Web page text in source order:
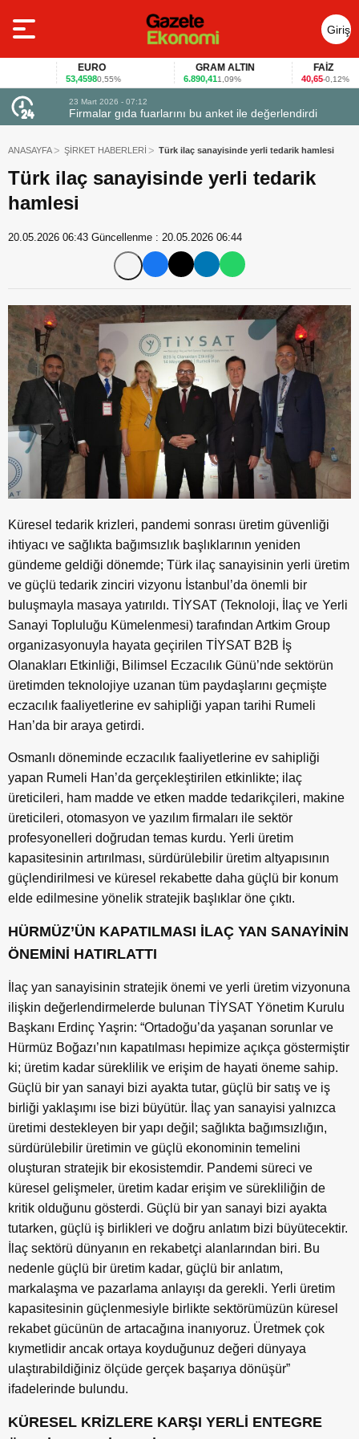
Giriş
Yap
EURO
53,45980,55%
GRAM ALTIN
6.890,411,09%
FAİZ
40,65 -0,12%
23 Mart 2026 - 07:12
Firmalar gıda fuarlarını bu anket ile değerlendirdi
ANASAYFA ŞİRKET HABERLERİ Türk ilaç sanayisinde yerli tedarik hamlesi
Türk ilaç sanayisinde yerli tedarik
hamlesi
20.05.2026 06:43 Güncellenme : 20.05.2026 06:44
Küresel tedarik krizleri, pandemi sonrası üretim güvenliği
ihtiyacı ve sağlıkta bağımsızlık başlıklarının yeniden
gündeme geldiği dönemde; Türk ilaç sanayisinin yerli üretim
ve güçlü tedarik zinciri vizyonu İstanbul’da önemli bir
buluşmayla masaya yatırıldı. TİYSAT (Teknoloji, İlaç ve Yerli
Sanayi Topluluğu Kümelenmesi) tarafından Artkim Group
organizasyonuyla hayata geçirilen TİYSAT B2B İş
Olanakları Etkinliği, Bilimsel Eczacılık Günü’nde sektörün
üretimden teknolojiye uzanan tüm paydaşlarını geçmişte
eczacılık faaliyetlerine ev sahipliği yapan tarihi Rumeli
Han’da bir araya getirdi.
Osmanlı döneminde eczacılık faaliyetlerine ev sahipliği
yapan Rumeli Han’da gerçekleştirilen etkinlikte; ilaç
üreticileri, ham madde ve etken madde tedarikçileri, makine
üreticileri, otomasyon ve yazılım firmaları ile sektör
profesyonelleri doğrudan temas kurdu. Yerli üretim
kapasitesinin artırılması, sürdürülebilir üretim altyapısının
güçlendirilmesi ve küresel rekabette daha güçlü bir konum
elde edilmesine yönelik stratejik başlıklar öne çıktı.
HÜRMÜZ’ÜN KAPATILMASI İLAÇ YAN SANAYİNİN
ÖNEMİNİ HATIRLATTI
İlaç yan sanayisinin stratejik önemi ve yerli üretim vizyonuna
ilişkin değerlendirmelerde bulunan TİYSAT Yönetim Kurulu
Başkanı Erdinç Yaşrin: “Ortadoğu’da yaşanan sorunlar ve
Hürmüz Boğazı’nın kapatılması hepimize açıkça göstermiştir
ki; üretim kadar süreklilik ve erişim de hayati öneme sahip.
Güçlü bir yan sanayi bizi ayakta tutar, güçlü bir satış ve iş
birliği yaklaşımı ise bizi büyütür. İlaç yan sanayisi yalnızca
üretimi destekleyen bir yapı değil; sağlıkta bağımsızlığın,
sürdürülebilir üretimin ve güçlü ekonominin temelini
oluşturan stratejik bir ekosistemdir. Pandemi süreci ve
küresel gelişmeler, üretim kadar erişim ve sürekliliğin de
kritik olduğunu gösterdi. Güçlü bir yan sanayi bizi ayakta
tutarken, güçlü iş birlikleri ve doğru anlatım bizi büyütecektir.
İlaç sektörü dünyanın en rekabetçi alanlarından biri. Bu
nedenle güçlü bir üretim kadar, güçlü bir anlatım,
markalaşma ve pazarlama anlayışı da gerekli. Yerli üretim
kapasitesinin güçlenmesiyle birlikte sektörümüzün küresel
rekabet gücünün de artacağına inanıyoruz. Üretmek çok
kıymetlidir ancak ortaya koyduğunuz değeri dünyaya
ulaştırabildiğiniz ölçüde gerçek başarıya dönüşür”
ifadelerinde bulundu.
KÜRESEL KRİZLERE KARŞI YERLİ ENTEGRE